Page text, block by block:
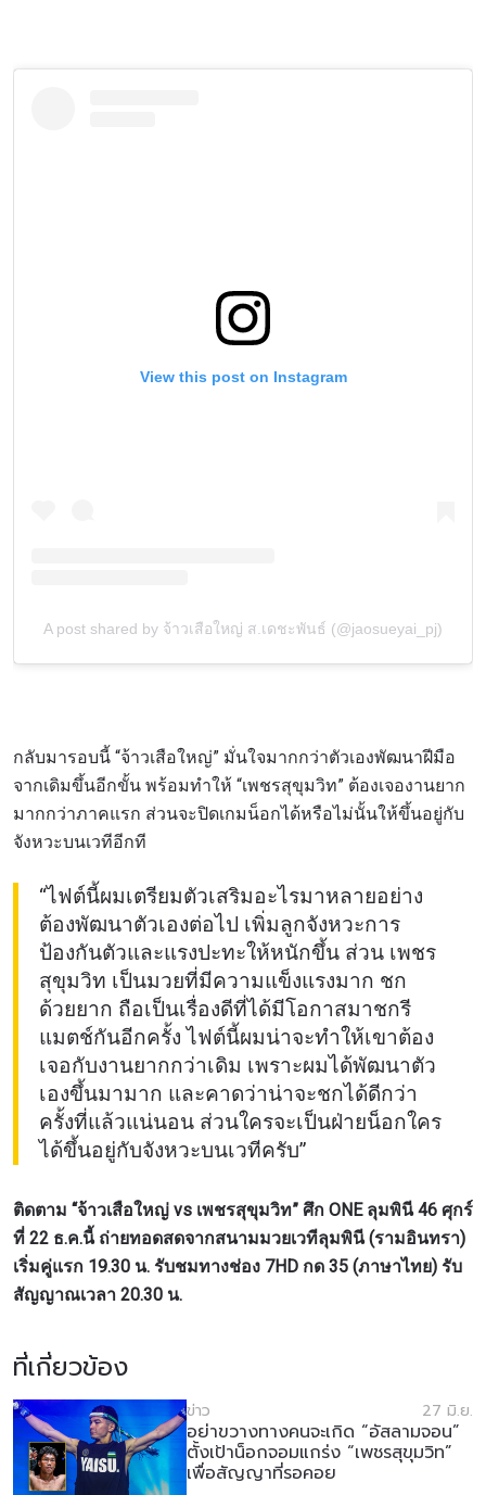
View this post on Instagram
A post shared by จ้าวเสือใหญ่ ส.เดชะพันธ์ (@jaosueyai_pj)
กลับมารอบนี้ “จ้าวเสือใหญ่” มั่นใจมากกว่าตัวเองพัฒนาฝีมือ
จากเดิมขึ้นอีกขั้น พร้อมทำให้ “เพชรสุขุมวิท” ต้องเจองานยาก
มากกว่าภาคแรก ส่วนจะปิดเกมน็อกได้หรือไม่นั้นให้ขึ้นอยู่กับ
จังหวะบนเวทีอีกที
“ไฟต์นี้ผมเตรียมตัวเสริมอะไรมาหลายอย่าง
ต้องพัฒนาตัวเองต่อไป เพิ่มลูกจังหวะการ
ป้องกันตัวและแรงปะทะให้หนักขึ้น ส่วน เพชร
สุขุมวิท เป็นมวยที่มีความแข็งแรงมาก ชก
ด้วยยาก ถือเป็นเรื่องดีที่ได้มีโอกาสมาชกรี
แมตช์กันอีกครั้ง ไฟต์นี้ผมน่าจะทำให้เขาต้อง
เจอกับงานยากกว่าเดิม เพราะผมได้พัฒนาตัว
เองขึ้นมามาก และคาดว่าน่าจะชกได้ดีกว่า
ครั้งที่แล้วแน่นอน ส่วนใครจะเป็นฝ่ายน็อกใคร
ได้ขึ้นอยู่กับจังหวะบนเวทีครับ”
ติดตาม “จ้าวเสือใหญ่ vs เพชรสุขุมวิท” ศึก ONE ลุมพินี 46 ศุกร์
ที่ 22 ธ.ค.นี้ ถ่ายทอดสดจากสนามมวยเวทีลุมพินี (รามอินทรา)
เริ่มคู่แรก 19.30 น. รับชมทางช่อง 7HD กด 35 (ภาษาไทย) รับ
สัญญาณเวลา 20.30 น.
ที่เกี่ยวข้อง
ข่าว 27 มิ.ย.
อย่าขวางทางคนจะเกิด “อัสลามจอน”
ตั้งเป้าน็อกจอมแกร่ง “เพชรสุขุมวิท”
เพื่อสัญญาที่รอคอย